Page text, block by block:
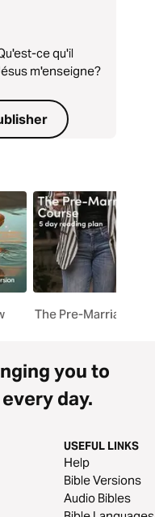
ce qu'il
m'enseigne?
The Pre-Marriage
you to
day.
USEFUL LINKS
Help
Bible Versions
Audio Bibles